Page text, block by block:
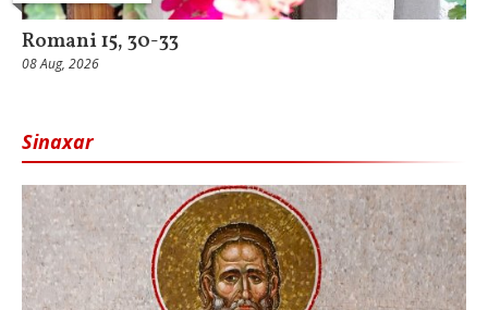
Romani 15, 30-33
08 Aug, 2026
Sinaxar